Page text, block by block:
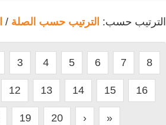
الترتيب حسب: الترتيب حسب الصلة /
3 4 5 6 7 8
12 13 14 15 16
19 20 › »